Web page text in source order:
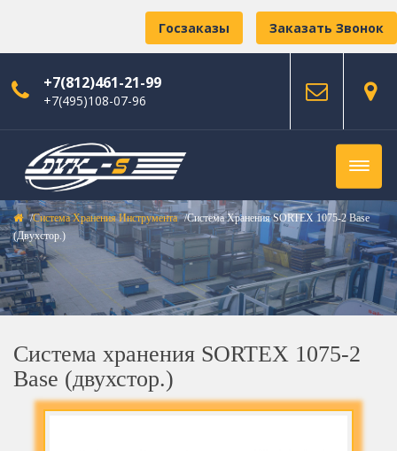
Заказать Звонок
Госзаказы
+7(812)461-21-99
+7(495)108-07-96
Система Хранения Инструмента
Система Хранения SORTEX 1075-2 Base
(двухстор.)
Система хранения SORTEX 1075-2
Base (двухстор.)